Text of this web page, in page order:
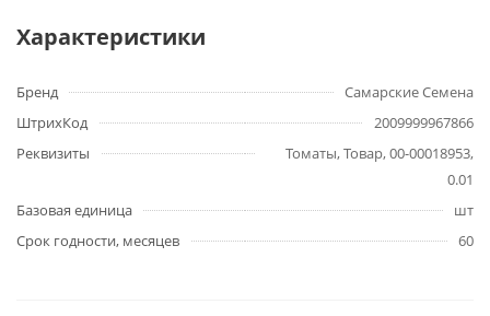
Характеристики
Бренд
Самарские Семена
ШтрихКод
2009999967866
Реквизиты
Томаты, Товар, 00-00018953,
0.01
Базовая единица
шт
Срок годности, месяцев
60